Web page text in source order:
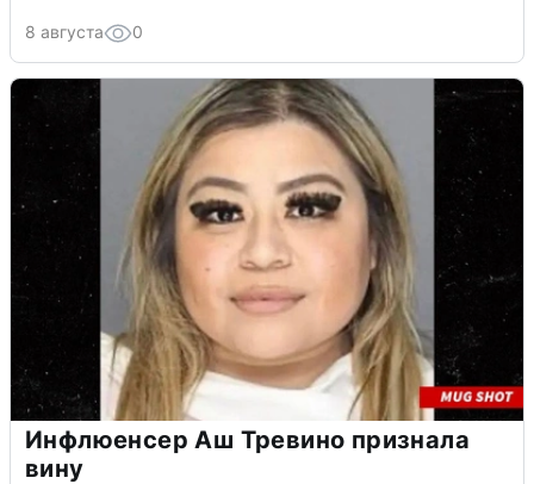
8 августа 0
Инфлюенсер Аш Тревино признала
вину